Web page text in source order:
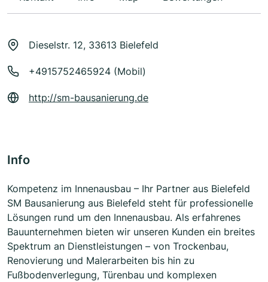
Dieselstr. 12, 33613 Bielefeld
+4915752465924 (Mobil)
http://sm-bausanierung.de
Info
Kompetenz im Innenausbau – Ihr Partner aus Bielefeld
SM Bausanierung aus Bielefeld steht für professionelle
Lösungen rund um den Innenausbau. Als erfahrenes
Bauunternehmen bieten wir unseren Kunden ein breites
Spektrum an Dienstleistungen – von Trockenbau,
Renovierung und Malerarbeiten bis hin zu
Fußbodenverlegung, Türenbau und komplexen